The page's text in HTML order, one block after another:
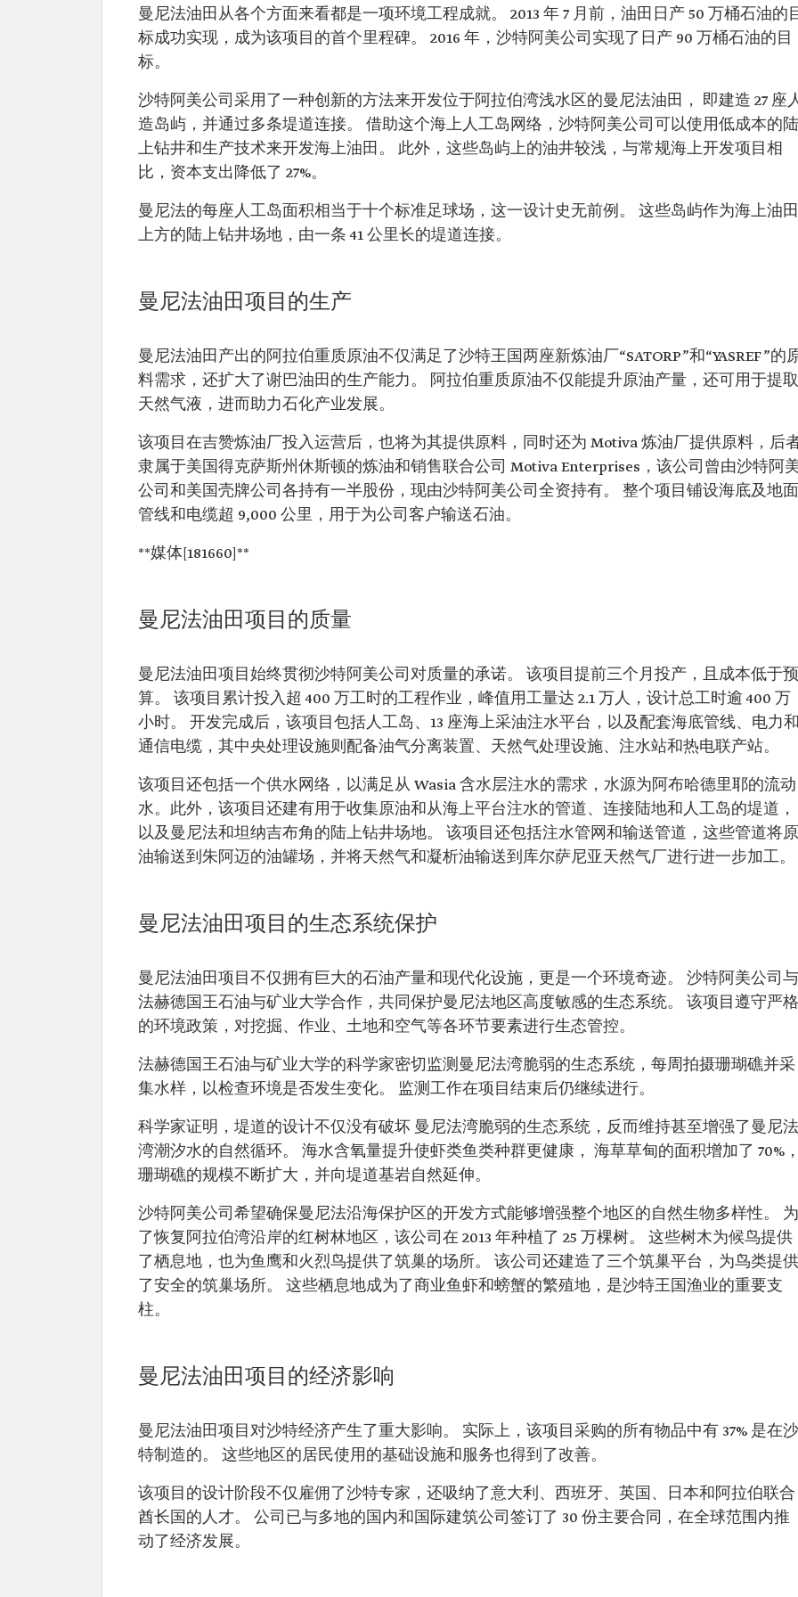
曼尼法油田从各个方面来看都是一项环境工程成就。 2013 年 7 月前，油田日产 50 万桶石油的
标成功实现，成为该项目的首个里程碑。 2016 年，沙特阿美公司实现了日产 90 万桶石油的目
标。
沙特阿美公司采用了一种创新的方法来开发位于阿拉伯湾浅水区的曼尼法油田， 即建造 27 座
造岛屿，并通过多条堤道连接。 借助这个海上人工岛网络，沙特阿美公司可以使用低成本的陆
上钻井和生产技术来开发海上油田。 此外，这些岛屿上的油井较浅，与常规海上开发项目相
比，资本支出降低了 27%。
曼尼法的每座人工岛面积相当于十个标准足球场，这一设计史无前例。 这些岛屿作为海上油田
上方的陆上钻井场地，由一条 41 公里长的堤道连接。
曼尼法油田项目的生产
曼尼法油田产出的阿拉伯重质原油不仅满足了沙特王国两座新炼油厂“SATORP”和“YASREF”的
料需求，还扩大了谢巴油田的生产能力。 阿拉伯重质原油不仅能提升原油产量，还可用于提取
天然气液，进而助力石化产业发展。
该项目在吉赞炼油厂投入运营后，也将为其提供原料，同时还为 Motiva 炼油厂提供原料，后
隶属于美国得克萨斯州休斯顿的炼油和销售联合公司 Motiva Enterprises，该公司曾由沙特阿
公司和美国壳牌公司各持有一半股份，现由沙特阿美公司全资持有。 整个项目铺设海底及地面
管线和电缆超 9,000 公里，用于为公司客户输送石油。
**媒体[181660]**
曼尼法油田项目的质量
曼尼法油田项目始终贯彻沙特阿美公司对质量的承诺。 该项目提前三个月投产，且成本低于预
算。 该项目累计投入超 400 万工时的工程作业，峰值用工量达 2.1 万人，设计总工时逾 400 万
小时。 开发完成后，该项目包括人工岛、13 座海上采油注水平台，以及配套海底管线、电力和
通信电缆，其中央处理设施则配备油气分离装置、天然气处理设施、注水站和热电联产站。
该项目还包括一个供水网络，以满足从 Wasia 含水层注水的需求，水源为阿布哈德里耶的流动
水。此外，该项目还建有用于收集原油和从海上平台注水的管道、连接陆地和人工岛的堤道，
以及曼尼法和坦纳吉布角的陆上钻井场地。 该项目还包括注水管网和输送管道，这些管道将原
油输送到朱阿迈的油罐场，并将天然气和凝析油输送到库尔萨尼亚天然气厂进行进一步加工。
曼尼法油田项目的生态系统保护
曼尼法油田项目不仅拥有巨大的石油产量和现代化设施，更是一个环境奇迹。 沙特阿美公司与
法赫德国王石油与矿业大学合作，共同保护曼尼法地区高度敏感的生态系统。 该项目遵守严格
的环境政策，对挖掘、作业、土地和空气等各环节要素进行生态管控。
法赫德国王石油与矿业大学的科学家密切监测曼尼法湾脆弱的生态系统，每周拍摄珊瑚礁并采
集水样，以检查环境是否发生变化。 监测工作在项目结束后仍继续进行。
科学家证明，堤道的设计不仅没有破坏 曼尼法湾脆弱的生态系统，反而维持甚至增强了曼尼法
湾潮汐水的自然循环。 海水含氧量提升使虾类鱼类种群更健康， 海草草甸的面积增加了 70%，
珊瑚礁的规模不断扩大，并向堤道基岩自然延伸。
沙特阿美公司希望确保曼尼法沿海保护区的开发方式能够增强整个地区的自然生物多样性。 为
了恢复阿拉伯湾沿岸的红树林地区，该公司在 2013 年种植了 25 万棵树。 这些树木为候鸟提供
了栖息地，也为鱼鹰和火烈鸟提供了筑巢的场所。 该公司还建造了三个筑巢平台，为鸟类提供
了安全的筑巢场所。 这些栖息地成为了商业鱼虾和螃蟹的繁殖地，是沙特王国渔业的重要支
柱。
曼尼法油田项目的经济影响
曼尼法油田项目对沙特经济产生了重大影响。 实际上，该项目采购的所有物品中有 37% 是在沙
特制造的。 这些地区的居民使用的基础设施和服务也得到了改善。
该项目的设计阶段不仅雇佣了沙特专家，还吸纳了意大利、西班牙、英国、日本和阿拉伯联合
酋长国的人才。 公司已与多地的国内和国际建筑公司签订了 30 份主要合同，在全球范围内推
动了经济发展。